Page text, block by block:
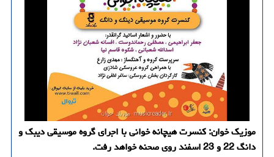
موزیک خوان: کنسرت هیچانه خوانی با اجرای گروه موسیقی دیبک و
دانگ 22 و 23 اسفند روی صحنه خواهد رفت.